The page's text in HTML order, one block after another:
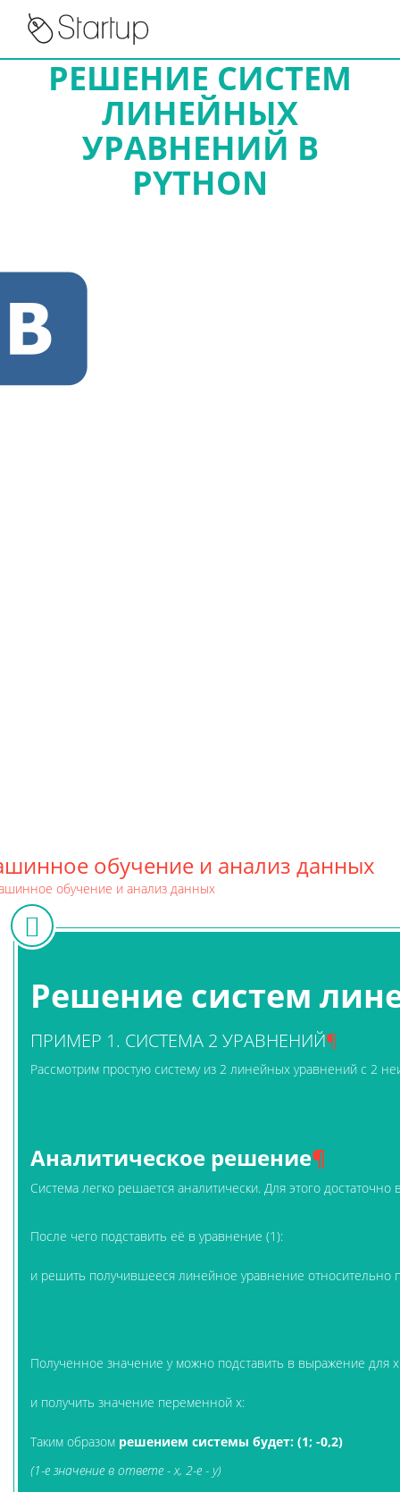
РЕШЕНИЕ СИСТЕМ
ЛИНЕЙНЫХ
УРАВНЕНИЙ В
PYTHON
обучение и анализ данных
Решение систем
ПРИМЕР 1. СИСТЕМА 2 УРАВНЕНИЙ¶
Рассмотрим простую систему из 2 линейных уравнений с 2
Аналитическое решение¶
Система легко решается аналитически. Для этого
После чего подставить её в уравнение (1):
и решить получившееся линейное уравнение относительно
Полученное значение y можно подставить в выражение для
и получить значение переменной x:
Таким образом решением системы будет: (1; -0,2)
(1-е значение в ответе - x, 2-е - y)